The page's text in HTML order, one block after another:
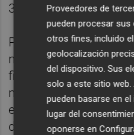
33,68%).
Por lo que respecta a
mayores en las que
finaliza la semana
más que una semana
están bajo vigilancia
de Sanidad (cuatro
Proveedores de
pueden procesar
otros fines, incluido
geolocalización
del dispositivo. Sus
solo a este sitio
pueden basarse en
lugar del
oponerse en